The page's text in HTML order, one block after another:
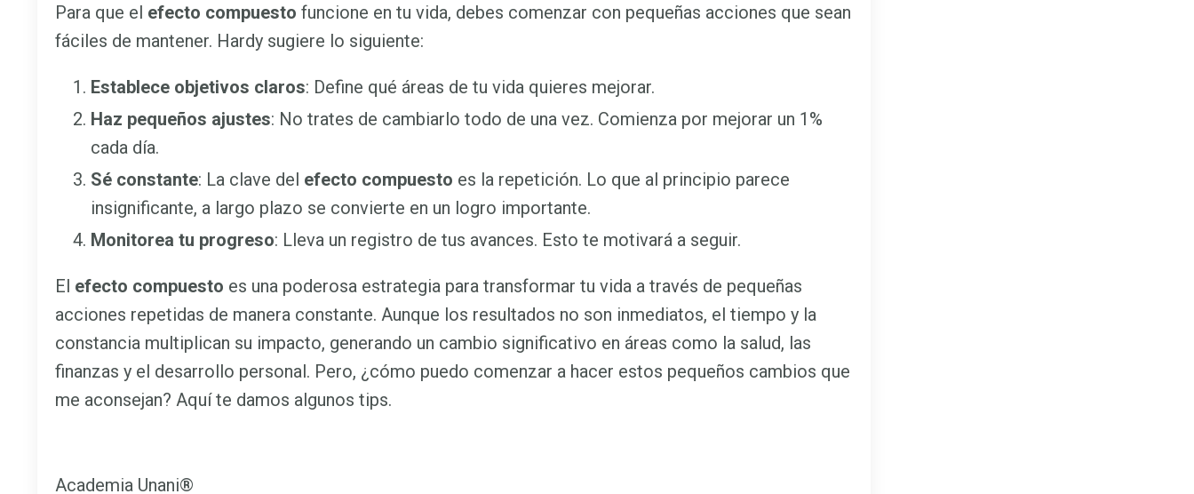
Para que el efecto compuesto funcione en tu vida, debes comenzar con pequeñas acciones que sean
fáciles de mantener. Hardy sugiere lo siguiente:
Establece objetivos claros: Define qué áreas de tu vida quieres mejorar.
Haz pequeños ajustes: No trates de cambiarlo todo de una vez. Comienza por mejorar un 1%
cada día.
Sé constante: La clave del efecto compuesto es la repetición. Lo que al principio parece
insignificante, a largo plazo se convierte en un logro importante.
Monitorea tu progreso: Lleva un registro de tus avances. Esto te motivará a seguir.
El efecto compuesto es una poderosa estrategia para transformar tu vida a través de pequeñas
acciones repetidas de manera constante. Aunque los resultados no son inmediatos, el tiempo y la
constancia multiplican su impacto, generando un cambio significativo en áreas como la salud, las
finanzas y el desarrollo personal. Pero, ¿cómo puedo comenzar a hacer estos pequeños cambios que
me aconsejan? Aquí te damos algunos tips.
Academia Unani®